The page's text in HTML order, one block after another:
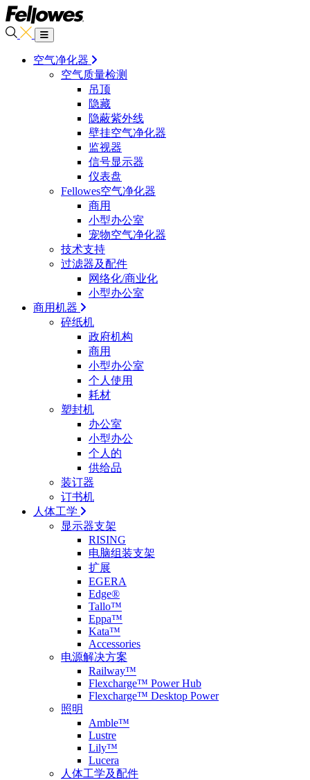
空气净化器
空气质量检测
吊顶
隐藏
隐蔽紫外线
壁挂空气净化器
监视器
信号显示器
仪表盘
Fellowes空气净化器
商用
小型办公室
宠物空气净化器
技术支持
过滤器及配件
网络化/商业化
小型办公室
商用机器
碎纸机
政府机构
商用
小型办公室
个人使用
耗材
塑封机
办公室
小型办公
个人的
供给品
装订器
订书机
人体工学
显示器支架
RISING
电脑组装支架
扩展
EGERA
Edge®
Tallo™
Eppa™
Kata™
Accessories
电源解决方案
Railway™
Flexcharge™ Power Hub
Flexcharge™ Desktop Power
照明
Amble™
Lustre
Lily™
Lucera
人体工学及配件